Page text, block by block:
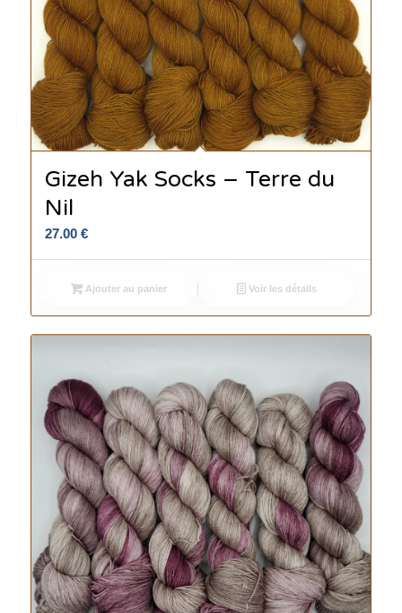
Gizeh Yak Socks – Terre du
Nil
27.00 €
Ajouter au panier Voir les détails